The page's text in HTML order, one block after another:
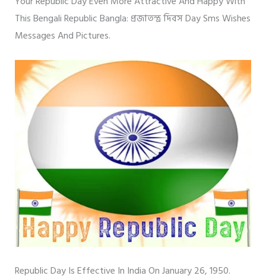
This Bengali Republic Bangla: প্রজাতন্ত্র দিবস Day Sms Wishes
Messages And Pictures.
Republic Day Is Effective In India On January 26, 1950.